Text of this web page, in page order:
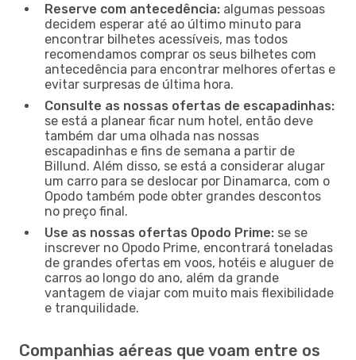
Reserve com antecedência: algumas pessoas
decidem esperar até ao último minuto para
encontrar bilhetes acessíveis, mas todos
recomendamos comprar os seus bilhetes com
antecedência para encontrar melhores ofertas e
evitar surpresas de última hora.
Consulte as nossas ofertas de escapadinhas:
se está a planear ficar num hotel, então deve
também dar uma olhada nas nossas
escapadinhas e fins de semana a partir de
Billund. Além disso, se está a considerar alugar
um carro para se deslocar por Dinamarca, com o
Opodo também pode obter grandes descontos
no preço final.
Use as nossas ofertas Opodo Prime: se se
inscrever no Opodo Prime, encontrará toneladas
de grandes ofertas em voos, hotéis e aluguer de
carros ao longo do ano, além da grande
vantagem de viajar com muito mais flexibilidade
e tranquilidade.
Companhias aéreas que voam entre os